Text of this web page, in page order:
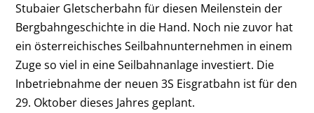
Stubaier Gletscherbahn für diesen Meilenstein der
Bergbahngeschichte in die Hand. Noch nie zuvor hat
ein österreichisches Seilbahnunternehmen in einem
Zuge so viel in eine Seilbahnanlage investiert. Die
Inbetriebnahme der neuen 3S Eisgratbahn ist für den
29. Oktober dieses Jahres geplant.